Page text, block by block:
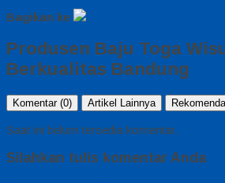
Bagikan ke
Produsen Baju Toga
Berkualitas Bandung
Komentar (0) Artikel Lainnya
Saat ini belum tersedia komentar.
Silahkan tulis komentar Anda